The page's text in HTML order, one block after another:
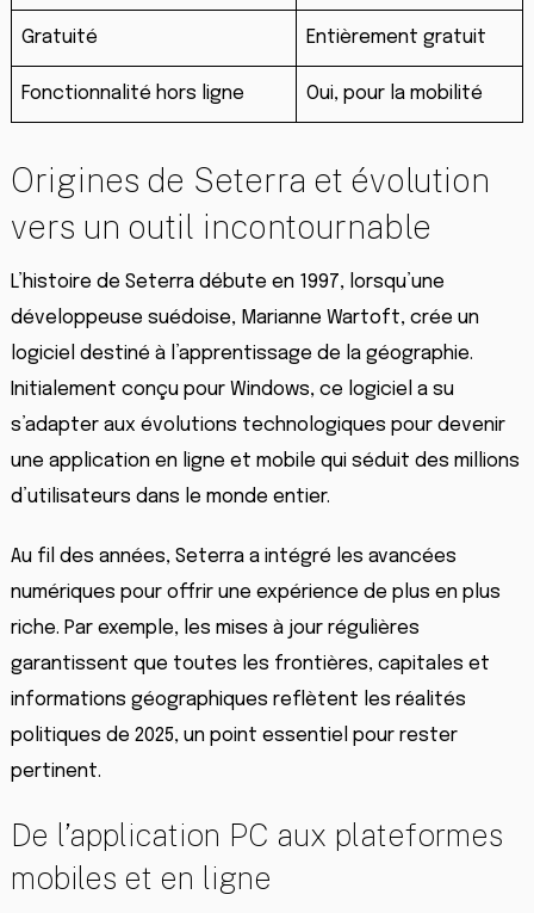
Gratuité Entièrement gratuit
Fonctionnalité hors ligne Oui, pour la mobilité
Origines de Seterra et évolution
vers un outil incontournable
L’histoire de Seterra débute en 1997, lorsqu’une
développeuse suédoise, Marianne Wartoft, crée un
logiciel destiné à l’apprentissage de la géographie.
Initialement conçu pour Windows, ce logiciel a su
s’adapter aux évolutions technologiques pour devenir
une application en ligne et mobile qui séduit des millions
d’utilisateurs dans le monde entier.
Au fil des années, Seterra a intégré les avancées
numériques pour offrir une expérience de plus en plus
riche. Par exemple, les mises à jour régulières
garantissent que toutes les frontières, capitales et
informations géographiques reflètent les réalités
politiques de 2025, un point essentiel pour rester
pertinent.
De l’application PC aux plateformes
mobiles et en ligne